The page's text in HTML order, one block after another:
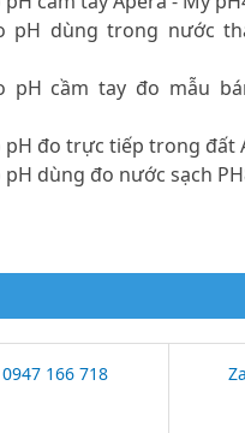
pH dùng trong nước
pH cầm tay đo mẫu
pH đo trực tiếp trong đất
pH dùng đo nước sạch
166 718